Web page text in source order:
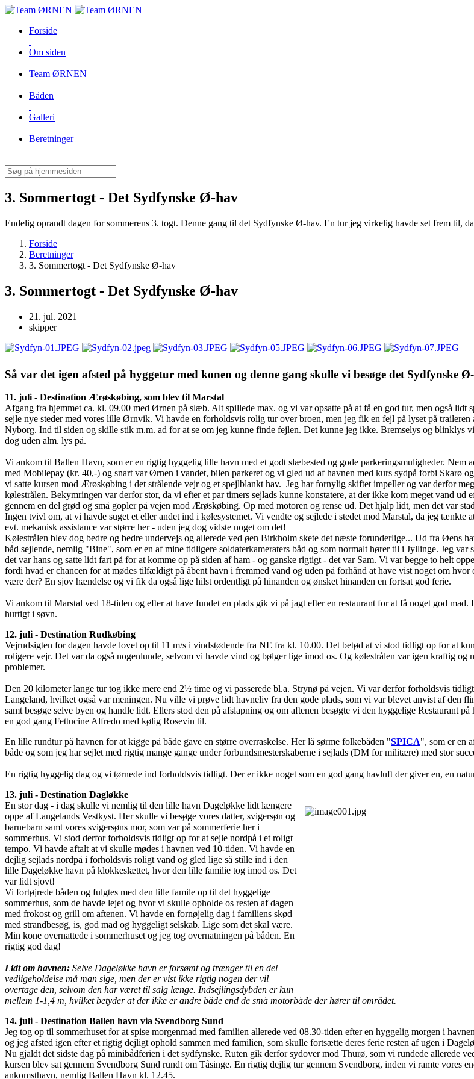
Forside
Om siden
Team ØRNEN
Båden
Galleri
Beretninger
3. Sommertogt - Det Sydfynske Ø-hav
Endelig oprandt dagen for sommerens 3. togt. Denne gang til det Sydfynske Ø-hav. En tur jeg virkelig havde set frem til,
Forside
Beretninger
3. Sommertogt - Det Sydfynske Ø-hav
3. Sommertogt - Det Sydfynske Ø-hav
21. jul. 2021
skipper
Så var det igen afsted på hyggetur med konen og denne gang skulle vi besøge det
11. juli - Destination Ærøskøbing, som blev til Marstal
Afgang fra hjemmet ca. kl. 09.00 med Ørnen på slæb. Alt spillede max. og vi var opsatte på at få en god tur, men også lidt
sejle nye steder med vores lille Ørnvik. Vi havde en forholdsvis rolig tur over broen, men jeg fik en fejl på lyset på traileren
Nyborg. Ind til siden og skille stik m.m. ad for at se om jeg kunne finde fejlen. Det kunne jeg ikke. Bremselys og blinklys
dog uden alm. lys på.
Vi ankom til Ballen Havn, som er en rigtig hyggelig lille havn med et godt slæbested og gode parkeringsmuligheder. Nem
med Mobilepay (kr. 40,-) og snart var Ørnen i vandet, bilen parkeret og vi gled ud af havnen med kurs sydpå forbi Skarø
vi satte kursen mod Ærøskøbing i det strålende vejr og et spejlblankt hav. Jeg har fornylig skiftet impeller og var derfor
kølestrålen. Bekymringen var derfor stor, da vi efter et par timers sejlads kunne konstatere, at der ikke kom meget vand ud
gennem en del grød og små gopler på vejen mod Ærøskøbing. Op med motoren og rense ud. Det hjalp lidt, men det var
Ingen tvivl om, at vi havde suget et eller andet ind i kølesystemet. Vi vendte og sejlede i stedet mod Marstal, da jeg tænkte
evt. mekanisk assistance var større her - uden jeg dog vidste noget om det!
Kølestrålen blev dog bedre og bedre undervejs og allerede ved øen Birkholm skete det næste forunderlige... Ud fra Øens
båd sejlende, nemlig "Bine", som er en af mine tidligere soldaterkameraters båd og som normalt hører til i Jyllinge. Jeg var
det var hans og satte lidt fart på for at komme op på siden af ham - og ganske rigtigt - det var Sam. Vi var begge to helt
fordi hvad er chancen for at mødes tilfældigt på åbent havn i fremmed vand og uden på forhånd at have vist noget om
være der? En sjov hændelse og vi fik da også lige hilst ordentligt på hinanden og ønsket hinanden en fortsat god ferie.
Vi ankom til Marstal ved 18-tiden og efter at have fundet en plads gik vi på jagt efter en restaurant for at få noget god
hurtigt i søvn.
12. juli - Destination Rudkøbing
Vejrudsigten for dagen havde lovet op til 11 m/s i vindstødende fra NE fra kl. 10.00. Det betød at vi stod tidligt op for at
roligere vejr. Det var da også nogenlunde, selvom vi havde vind og bølger lige imod os. Og kølestrålen var igen kraftig og
problemer.
Den 20 kilometer lange tur tog ikke mere end 2½ time og vi passerede bl.a. Strynø på vejen. Vi var derfor forholdsvis
Langeland, hvilket også var meningen. Nu ville vi prøve lidt havneliv fra den gode plads, som vi var blevet anvist af den
samt besøge selve byen og handle lidt. Ellers stod den på afslapning og om aftenen besøgte vi den hyggelige Restaurant
en god gang Fettucine Alfredo med kølig Rosevin til.
En lille rundtur på havnen for at kigge på både gave en større overraskelse. Her lå sørme folkebåden "SPICA", som er en
både og som jeg har sejlet med rigtig mange gange under forbundsmesterskaberne i sejlads (DM for militære) med stor
En rigtig hyggelig dag og vi tørnede ind forholdsvis tidligt. Der er ikke noget som en god gang havluft der giver en, en
13. juli - Destination Dagløkke
En stor dag - i dag skulle vi nemlig til den lille havn Dageløkke lidt længere
oppe af Langelands Vestkyst. Her skulle vi besøge vores datter, svigersøn og
barnebarn samt vores svigersøns mor, som var på sommerferie her i
sommerhus. Vi stod derfor forholdsvis tidligt op for at sejle nordpå i et roligt
tempo. Vi havde aftalt at vi skulle mødes i havnen ved 10-tiden. Vi havde en
dejlig sejlads nordpå i forholdsvis roligt vand og gled lige så stille ind i den
lille Dageløkke havn på klokkeslættet, hvor den lille familie tog imod os. Det
var lidt sjovt!
Vi fortøjrede båden og fulgtes med den lille famile op til det hyggelige
sommerhus, som de havde lejet og hvor vi skulle opholde os resten af dagen
med frokost og grill om aftenen. Vi havde en fornøjelig dag i familiens skød
med strandbesøg, is, god mad og hyggeligt selskab. Lige som det skal være.
Min kone overnattede i sommerhuset og jeg tog overnatningen på båden. En
rigtig god dag!
Lidt om havnen: Selve Dageløkke havn er forsømt og trænger til en del
vedligeholdelse må man sige, men der er vist ikke rigtig nogen der vil
overtage den, selvom den har været til salg længe. Indsejlingsdybden er kun
mellem 1-1,4 m, hvilket betyder at der ikke er andre både end de små motorbåde der hører til området.
14. juli - Destination Ballen havn via Svendborg Sund
Jeg tog op til sommerhuset for at spise morgenmad med familien allerede ved 08.30-tiden efter en hyggelig morgen i
og jeg afsted igen efter et rigtig dejligt ophold sammen med familien, som skulle fortsætte deres ferie resten af ugen i
Nu gjaldt det sidste dag på minibådferien i det sydfynske. Ruten gik derfor sydover mod Thurø, som vi rundede allerede
kursen blev sat gennem Svendborg Sund rundt om Tåsinge. En rigtig dejlig tur gennem Svendborg, inden vi ramte vores
ankomsthavn, nemlig Ballen Havn kl. 12.45.